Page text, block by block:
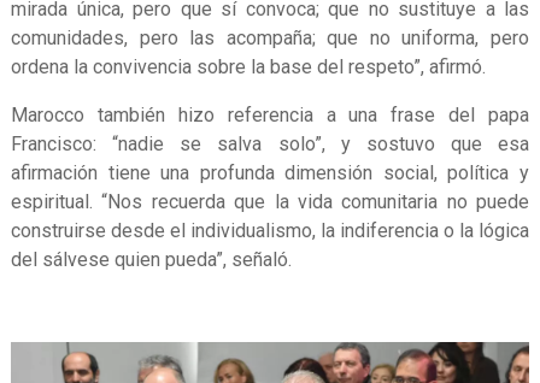
mirada única, pero que sí convoca; que no sustituye a las
comunidades, pero las acompaña; que no uniforma, pero
ordena la convivencia sobre la base del respeto”, afirmó.
Marocco también hizo referencia a una frase del papa
Francisco: “nadie se salva solo”, y sostuvo que esa
afirmación tiene una profunda dimensión social, política y
espiritual. “Nos recuerda que la vida comunitaria no puede
construirse desde el individualismo, la indiferencia o la lógica
del sálvese quien pueda”, señaló.